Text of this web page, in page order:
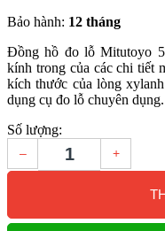
Bảo hành: 12 tháng
Đồng hồ đo lỗ Mitutoyo
kính trong của các chi tiết
kích thước của lòng
dụng cụ đo lỗ chuyên dụng.
Số lượng:
– +